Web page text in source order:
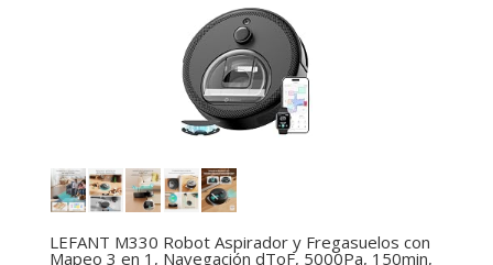
LEFANT M330 Robot Aspirador y Fregasuelos con
Mapeo 3 en 1, Navegación dToF, 5000Pa, 150min,